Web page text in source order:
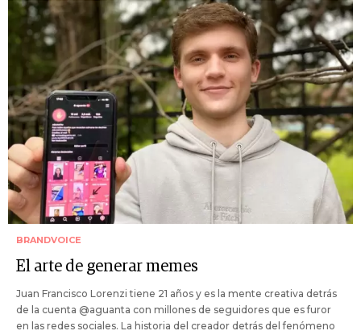
BRANDVOICE
El arte de generar memes
Juan Francisco Lorenzi tiene 21 años y es la mente creativa detrás
de la cuenta @aguanta con millones de seguidores que es furor
en las redes sociales. La historia del creador detrás del fenómeno